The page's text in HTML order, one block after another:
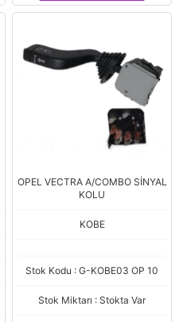
OPEL VECTRA A/COMBO SİNYAL
KOLU
KOBE
Stok Kodu : G-KOBE03 OP 10
Stok Miktarı : Stokta Var